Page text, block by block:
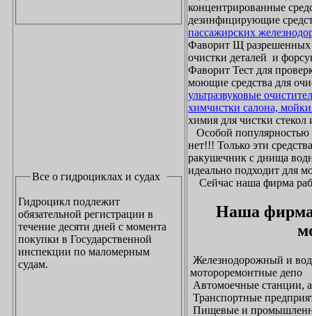
Все о гидроциклах и судах
Гидроцикл подлежит
обязательной регистрации в
течение десяти дней с момента
покупки в Государственной
инспекции по маломерным
судам.
концентрированные
дезинфицирующие
пассажирских
Фаворит Щ
очистки деталей и
Фаворит Тест для
моющие средства для
ультразвуковые
химчистки салона,
химия для чистки стекол
Особой популярностью
нет!!! Только эти
ракушечник с днища
идеально подходит для
Сейчас наша фирма
Наша фирма
Железнодорожный и
мотороремонтные депо
Автомоечные станции,
Транспортные
Пищевые и